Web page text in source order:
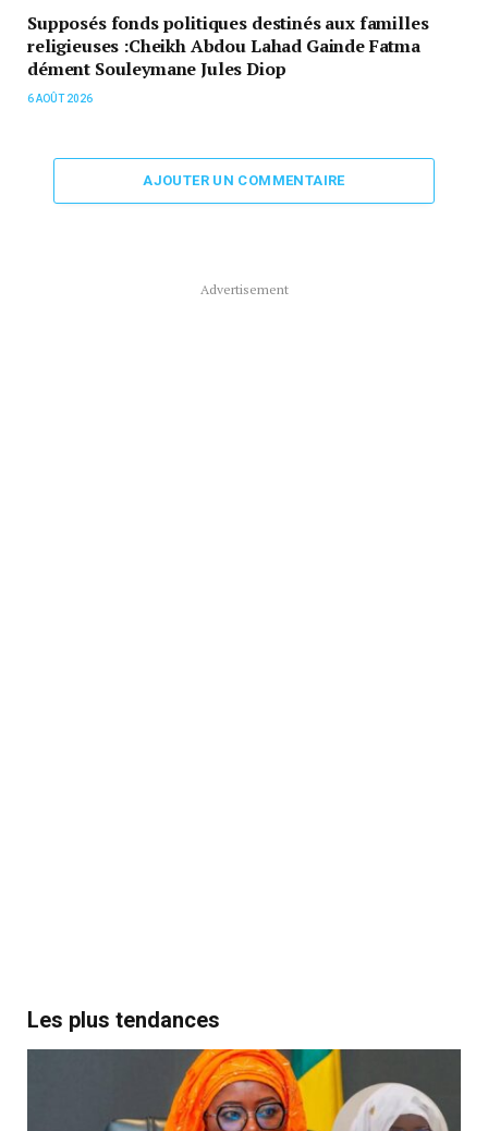
Supposés fonds politiques destinés aux familles
religieuses :Cheikh Abdou Lahad Gainde Fatma
dément Souleymane Jules Diop
6 AOÛT 2026
AJOUTER UN COMMENTAIRE
Advertisement
Les plus tendances